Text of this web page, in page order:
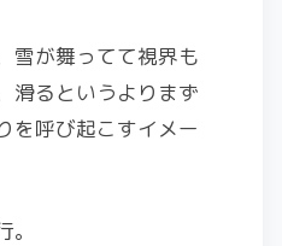
雪が舞ってて視界も
滑るというよりまず
を呼び起こすイメー